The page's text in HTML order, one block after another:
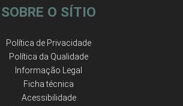
SOBRE O SÍTIO
Política de Privacidade
Política da Qualidade
Informação Legal
Ficha técnica
Acessibilidade